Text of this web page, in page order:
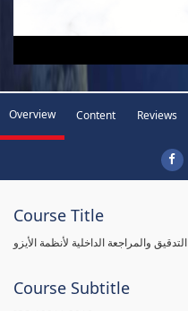
Overview Content Reviews
Course Title
التدقيق والمراجعة الداخلية لأنظمة الأيزو
Course Subtitle